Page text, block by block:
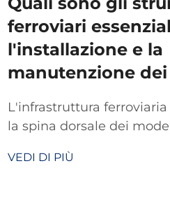
ferroviari
l'installazione e la
manutenzione
L'infrastruttura
la spina dorsale dei
attrezzature specializzate e
VEDI DI PIÙ